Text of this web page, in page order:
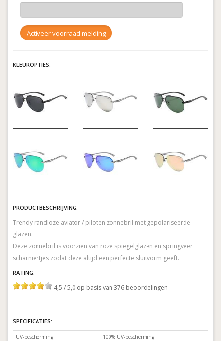
KLEUROPTIES:
PRODUCTBESCHRIJVING:
Trendy randloze aviator / piloten zonnebril met gepolariseerde
glazen.
Deze zonnebril is voorzien van roze spiegelglazen en springveer
RATING:
4,5 / 5,0 op basis van 376 beoordelingen
SPECIFICATIES:
UV-bescherming
100% UV-bescherming